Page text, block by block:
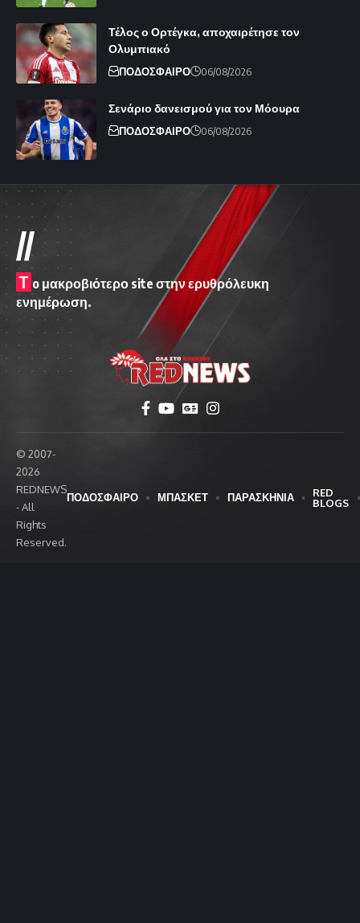
Τέλος ο Ορτέγκα, αποχαιρέτησε τον
Ολυμπιακό
ΠΟΔΟΣΦΑΙΡΟ 06/08/2026
Σενάριο δανεισμού για τον Μόουρα
ΠΟΔΟΣΦΑΙΡΟ 06/08/2026
//
T o μακροβιότερο site στην ερυθρόλευκη
ενημέρωση.
© 2007-
2026
REDNEWS
- All
Rights
Reserved.
ΠΟΔΟΣΦΑΙΡΟ ΜΠΑΣΚΕΤ ΠΑΡΑΣΚΗΝΙΑ
RED
BLOGS